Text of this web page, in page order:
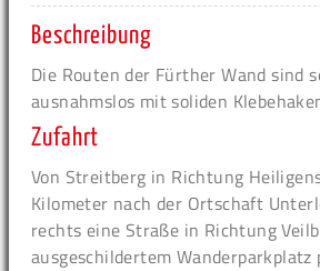
Beschreibung
Die Routen der Fürther Wand sind
ausnahmslos mit soliden
Zufahrt
Von Streitberg in Richtung
Kilometer nach der Ortschaft
rechts eine Straße in Richtung
ausgeschildertem Wanderparkplatz